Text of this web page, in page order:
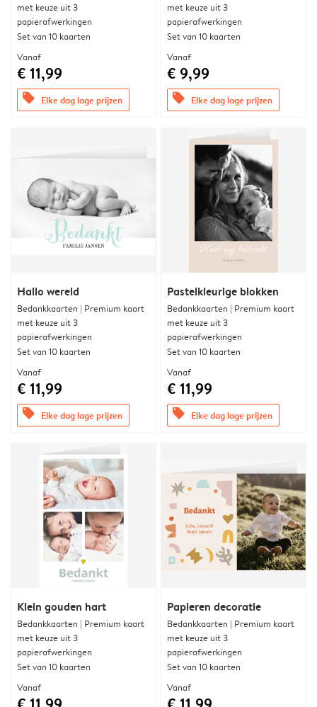
met keuze uit 3
papierafwerkingen
Set van 10 kaarten
Vanaf
€ 11,99
offers Elke dag lage prijzen
met keuze uit 3
papierafwerkingen
Set van 10 kaarten
Vanaf
€ 9,99
offers Elke dag lage prijzen
Hallo wereld
Bedankkaarten | Premium kaart
met keuze uit 3
papierafwerkingen
Set van 10 kaarten
Vanaf
€ 11,99
offers Elke dag lage prijzen
Pastelkleurige blokken
Bedankkaarten | Premium kaart
met keuze uit 3
papierafwerkingen
Set van 10 kaarten
Vanaf
€ 11,99
offers Elke dag lage prijzen
Klein gouden hart
Bedankkaarten | Premium kaart
met keuze uit 3
papierafwerkingen
Set van 10 kaarten
Vanaf
Papieren decoratie
Bedankkaarten | Premium kaart
met keuze uit 3
papierafwerkingen
Set van 10 kaarten
Vanaf